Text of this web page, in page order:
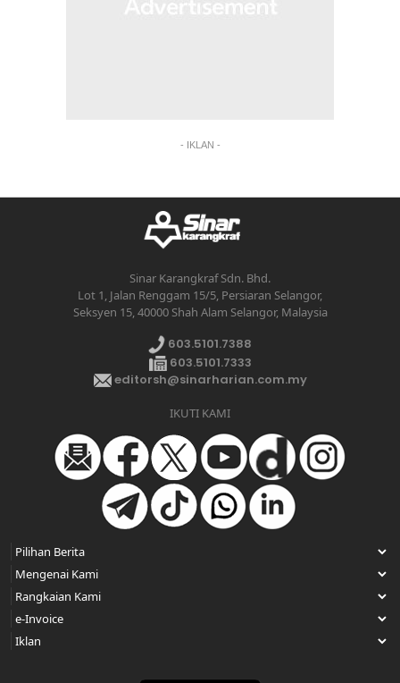
- IKLAN -
Sinar Karangkraf Sdn. Bhd.
Lot 1, Jalan Renggam 15/5, Persiaran Selangor,
Seksyen 15, 40000 Shah Alam Selangor, Malaysia
603.5101.7388
603.5101.7333
editorsh@sinarharian.com.my
IKUTI KAMI